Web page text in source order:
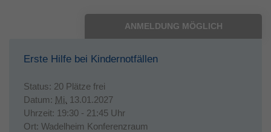
ANMELDUNG MÖGLICH
Erste Hilfe bei Kindernotfällen
Status: 20 Plätze frei
Datum: Mi. 13.01.2027
Uhrzeit: 19:30 - 21:45 Uhr
Ort: Wadelheim Konferenzraum